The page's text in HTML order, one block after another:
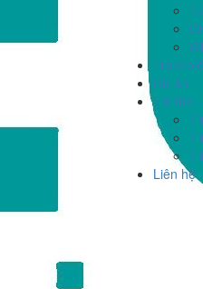
Trạm
Dự án
Tin tức
Liên hệ